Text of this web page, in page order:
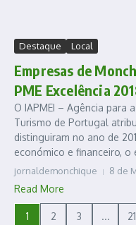
Destaque Local
Empresas de
PME Excelência
O IAPMEI – Agência para
Turismo de Portugal
distinguiram no ano de
económico e financeiro, o
jornaldemonchique 8 de
Read More
1 2 3 ... 21